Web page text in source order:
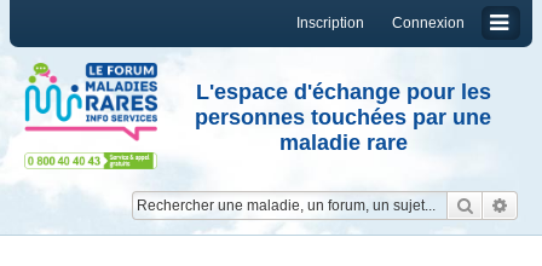
Connexion
Inscription
L'espace d'échange pour les
personnes touchées par une
maladie rare